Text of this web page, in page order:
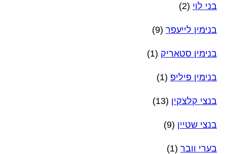
בני לוי (2)
בנימין לייעפר (9)
בנימין סטאריק (1)
בנימין פיליפ (1)
בנצי קלצקין (13)
בנצי שטיין (9)
בערי וובר (1)